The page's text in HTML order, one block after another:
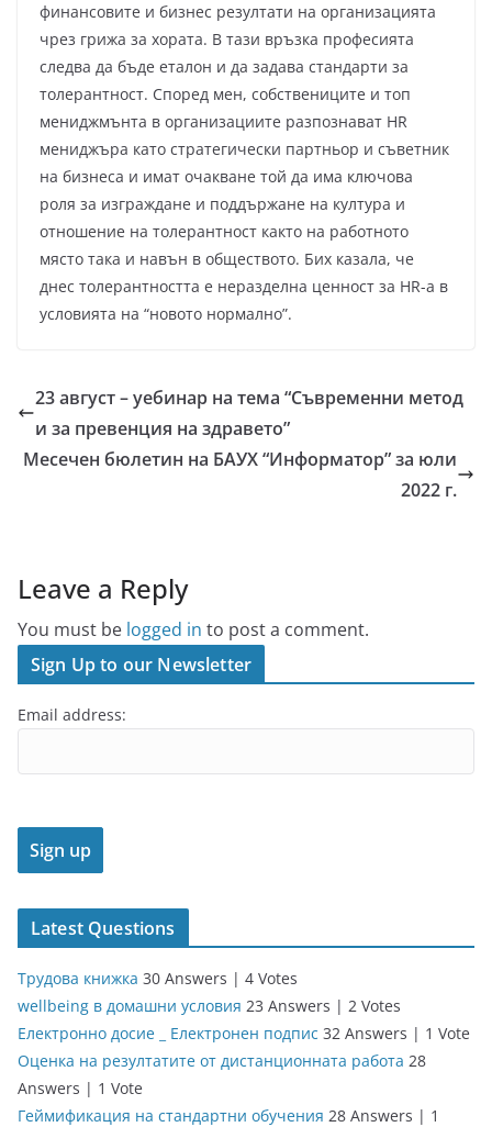
финансовите и бизнес резултати на организацията
чрез грижа за хората. В тази връзка професията
следва да бъде еталон и да задава стандарти за
толерантност. Според мен, собствениците и топ
мениджмънта в организациите разпознават HR
мениджъра като стратегически партньор и съветник
на бизнеса и имат очакване той да има ключова
роля за изграждане и поддържане на култура и
отношение на толерантност както на работното
място така и навън в обществото. Бих казала, че
днес толерантността е неразделна ценност за HR-а в
условията на “новото нормално”.
23 август – уебинар на тема “Съвременни метод
и за превенция на здравето”
Месечен бюлетин на БАУХ “Информатор” за юли
2022 г.
Leave a Reply
You must be logged in to post a comment.
Sign Up to our Newsletter
Email address:
Latest Questions
Трудова книжка 30 Answers | 4 Votes
wellbeing в домашни условия 23 Answers | 2 Votes
Електронно досие _ Електронен подпис 32 Answers | 1 Vote
Оценка на резултатите от дистанционната работа 28
Answers | 1 Vote
Геймификация на стандартни обучения 28 Answers | 1